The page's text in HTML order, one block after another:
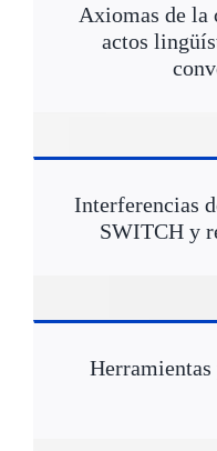
Axiomas de la
actos
Interferencias
SWITCH y